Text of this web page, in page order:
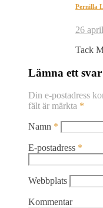
Pernilla
26
Tack
Lämna ett svar
Din e-postadress
fält är märkta *
Namn *
E-postadress *
Webbplats
Kommentar